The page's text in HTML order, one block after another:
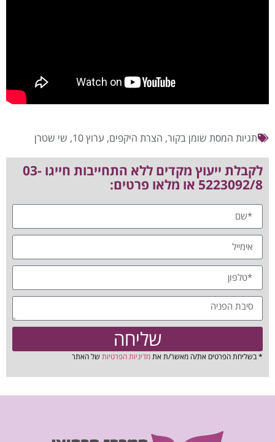
תגיות המסת שומן בקור, הצרת היקפים, ערוץ 10 , שי שטרן
לקבלת ייעוץ מקדים ללא התחייבות חייגו 03-
5223092/8 או מלאו פרטים:
שליחה
* בשליחת הפרטים את/ה מאשר/ת אתמדיניות הפרטיות של האתר